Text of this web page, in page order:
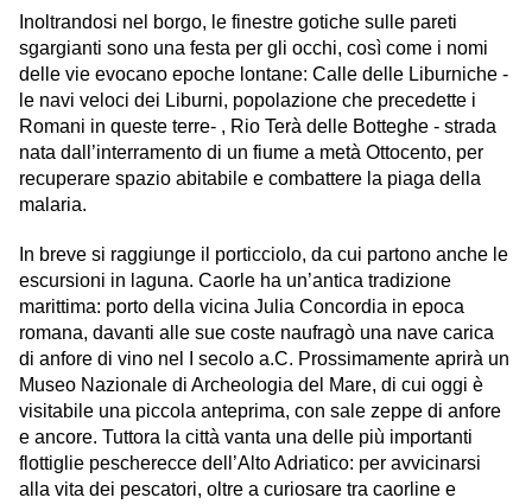
Inoltrandosi nel borgo, le finestre gotiche sulle pareti
sgargianti sono una festa per gli occhi, così come i nomi
delle vie evocano epoche lontane: Calle delle Liburniche -
le navi veloci dei Liburni, popolazione che precedette i
Romani in queste terre- , Rio Terà delle Botteghe - strada
nata dall’interramento di un fiume a metà Ottocento, per
recuperare spazio abitabile e combattere la piaga della
malaria.
In breve si raggiunge il porticciolo, da cui partono anche le
escursioni in laguna. Caorle ha un’antica tradizione
marittima: porto della vicina Julia Concordia in epoca
romana, davanti alle sue coste naufragò una nave carica
di anfore di vino nel I secolo a.C. Prossimamente aprirà un
Museo Nazionale di Archeologia del Mare, di cui oggi è
visitabile una piccola anteprima, con sale zeppe di anfore
e ancore. Tuttora la città vanta una delle più importanti
flottiglie pescherecce dell’Alto Adriatico: per avvicinarsi
alla vita dei pescatori, oltre a curiosare tra caorline e